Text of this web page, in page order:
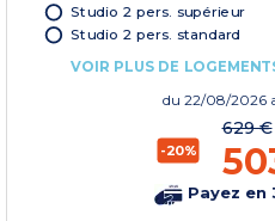
Studio 2 pers. supérieur
Studio 2 pers. standard
VOIR PLUS DE
du 22/08/2026
-20%
629 €
Payez en